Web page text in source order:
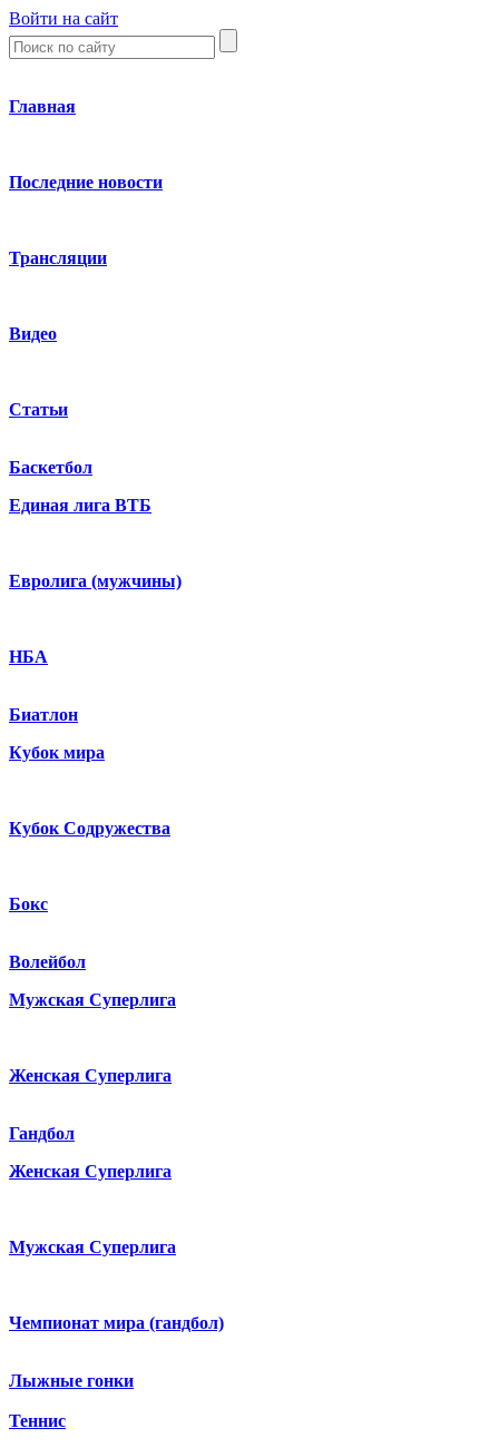
Войти на сайт
Главная
Последние новости
Трансляции
Видео
Статьи
Баскетбол
Единая лига ВТБ
Евролига (мужчины)
НБА
Биатлон
Кубок мира
Кубок Содружества
Бокс
Волейбол
Мужская Суперлига
Женская Суперлига
Гандбол
Женская Суперлига
Мужская Суперлига
Чемпионат мира (гандбол)
Лыжные гонки
Теннис